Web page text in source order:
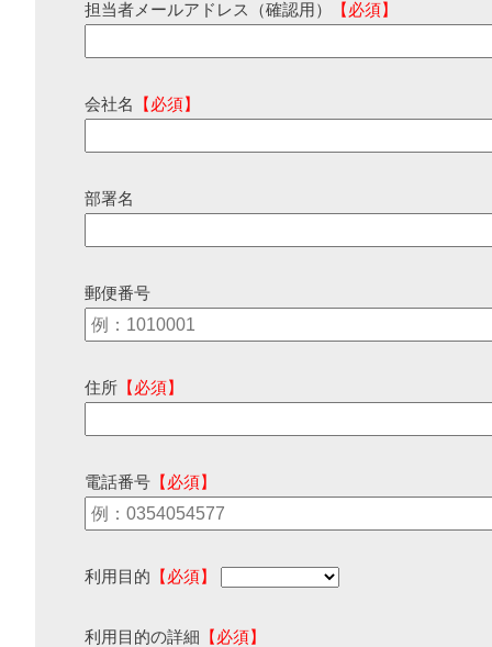
担当者メールアドレス（確認用） 【必須】
会社名 【必須】
部署名
郵便番号
住所 【必須】
電話番号 【必須】
利用目的 【必須】
利用目的の詳細 【必須】